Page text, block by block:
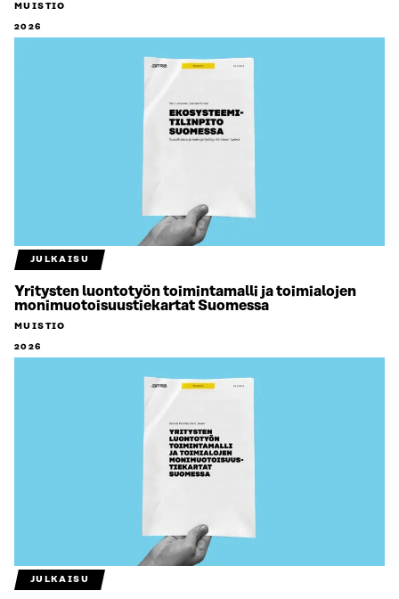
MUISTIO
2026
JULKAISU
Yritysten luontotyön toimintamalli ja toimialojen
monimuotoisuustiekartat Suomessa
MUISTIO
2026
JULKAISU